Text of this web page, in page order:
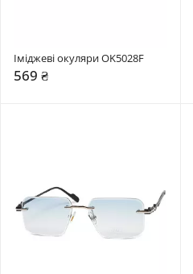
Іміджеві окуляри OK5028F
569 ₴